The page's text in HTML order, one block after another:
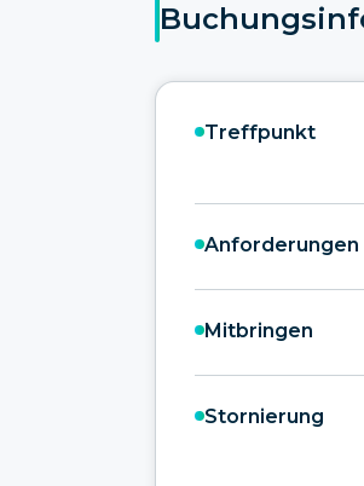
Treffpunkt
Anforderungen
Mitbringen
Stornierung